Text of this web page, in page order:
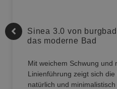
Sinea 3.0 von
das moderne Bad
Mit weichem Schwung und
Linienführung zeigt sich
natürlich und